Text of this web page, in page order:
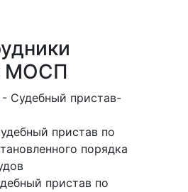
МОСП
- Судебный пристав-
пристав по
порядка
пристав по